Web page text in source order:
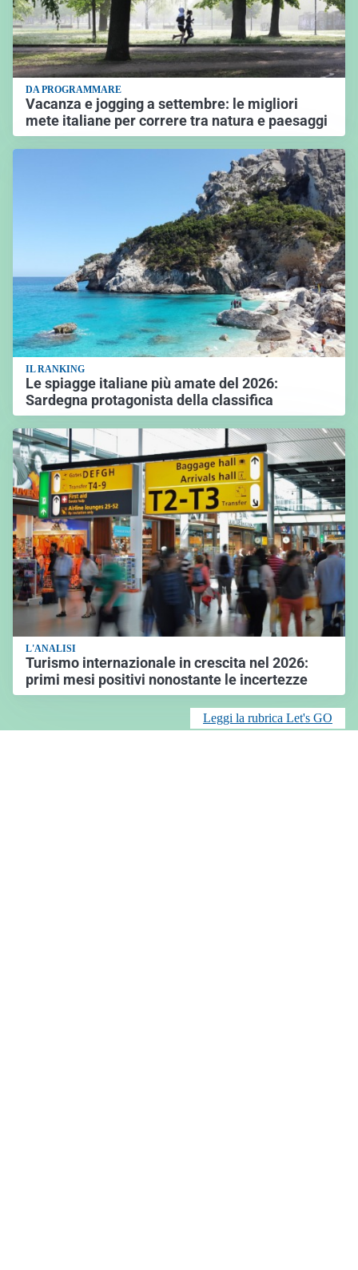
DA PROGRAMMARE
Vacanza e jogging a settembre: le migliori
mete italiane per correre tra natura e paesaggi
IL RANKING
Le spiagge italiane più amate del 2026:
Sardegna protagonista della classifica
L'ANALISI
Turismo internazionale in crescita nel 2026:
primi mesi positivi nonostante le incertezze
Leggi la rubrica Let's GO